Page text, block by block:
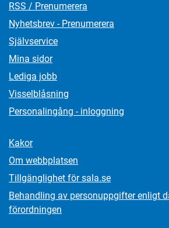
RSS / Prenumerera
Nyhetsbrev - Prenumerera
Självservice
Mina sidor
Lediga jobb
Visselblåsning
Personalingång - inloggning
Kakor
Om webbplatsen
Tillgänglighet för sala.se
Behandling av personuppgifter enligt
förordningen